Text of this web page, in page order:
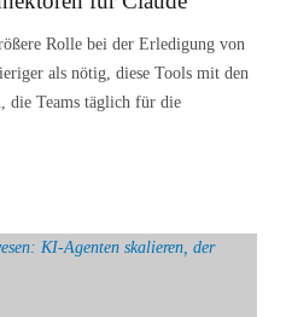
Rolle bei der Erledigung von
als nötig, diese Tools mit den
die Teams täglich für die